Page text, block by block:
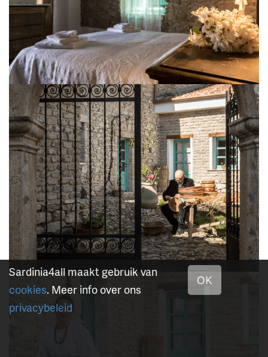
Sardinia4all maakt gebruik van
cookies. Meer info over ons
privacybeleid
OK